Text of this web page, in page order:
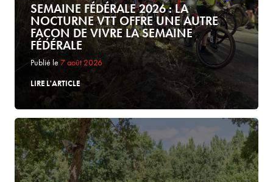
SEMAINE FÉDÉRALE 2026 : LA
NOCTURNE VTT OFFRE UNE AUTRE
FAÇON DE VIVRE LA SEMAINE
FÉDÉRALE
Publié le7 août 2026
LIRE L'ARTICLE